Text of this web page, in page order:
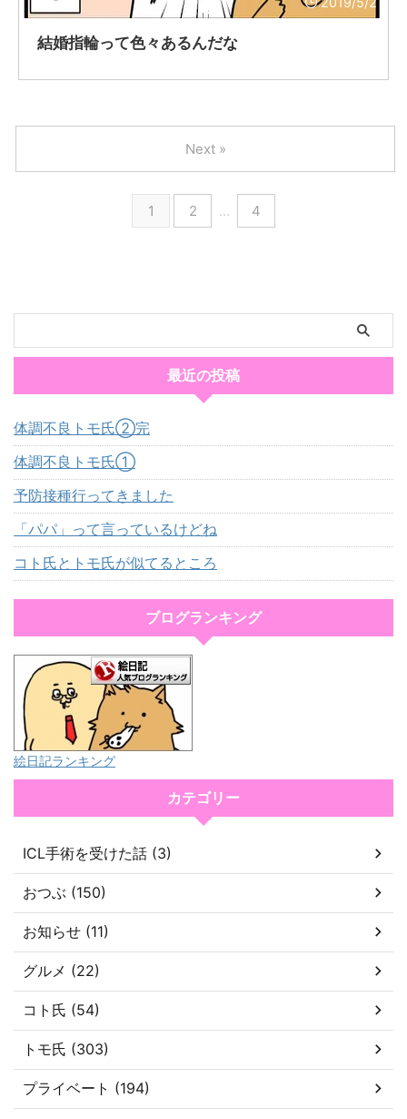
結婚指輪って色々あるんだな
1 2 … 4
Next »
最近の投稿
体調不良トモ氏②完
体調不良トモ氏①
予防接種行ってきました
「パパ」って言っているけどね
コト氏とトモ氏が似てるところ
ブログランキング
絵日記ランキング
カテゴリー
ICL手術を受けた話 (3)
おつぶ (150)
お知らせ (11)
グルメ (22)
コト氏 (54)
トモ氏 (303)
プライベート (194)